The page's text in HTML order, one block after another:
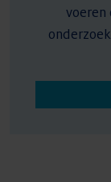
voeren